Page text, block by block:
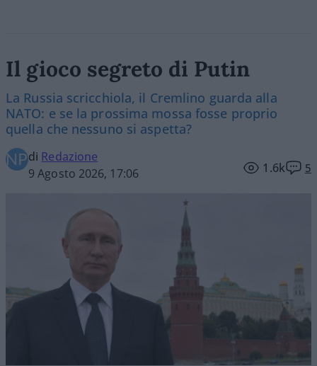
Il gioco segreto di Putin
La Russia scricchiola, il Cremlino guarda alla
NATO: e se la prossima mossa fosse proprio
quella che nessuno si aspetta?
di Redazione
9 Agosto 2026, 17:06
1.6k 5